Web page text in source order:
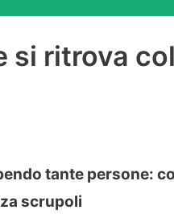
si ritrova
tante persone:
scrupoli